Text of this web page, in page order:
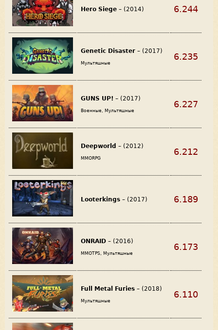
Hero Siege – (2014) 6.244
Genetic Disaster – (2017)
Мультяшные
6.235
GUNS UP! – (2017)
Военные, Мультяшные
6.227
Deepworld – (2012)
MMORPG
6.212
Looterkings – (2017) 6.189
ONRAID – (2016)
MMOTPS, Мультяшные
6.173
Full Metal Furies – (2018)
Мультяшные
6.110